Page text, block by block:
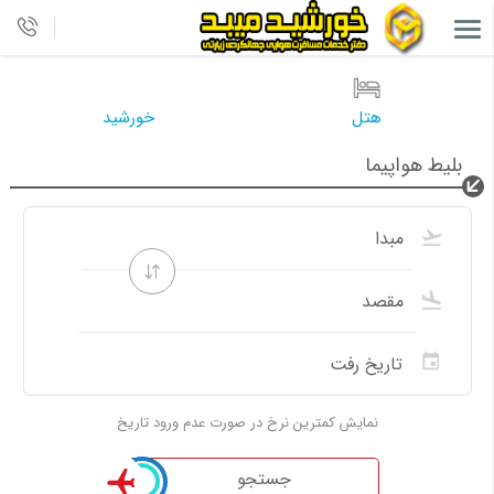
هتل خورشید
بلیط هواپیما
نمایش کمترین نرخ در صورت عدم ورود تاریخ
جستجو